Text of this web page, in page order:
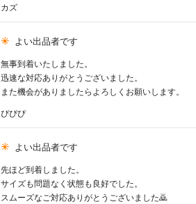
カズ
よい出品者です
無事到着いたしました。
迅速な対応ありがとうございました。
また機会がありましたらよろしくお願いします。
ぴぴぴ
よい出品者です
先ほど到着しました。
サイズも問題なく状態も良好でした。
スムーズなご対応ありがとうございました🙇